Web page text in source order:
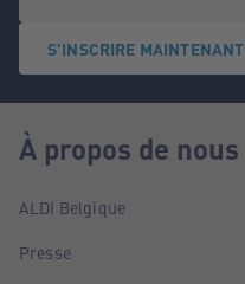
S'INSCRIRE MAINTENANT
À propos de nous
ALDI Belgique
Presse